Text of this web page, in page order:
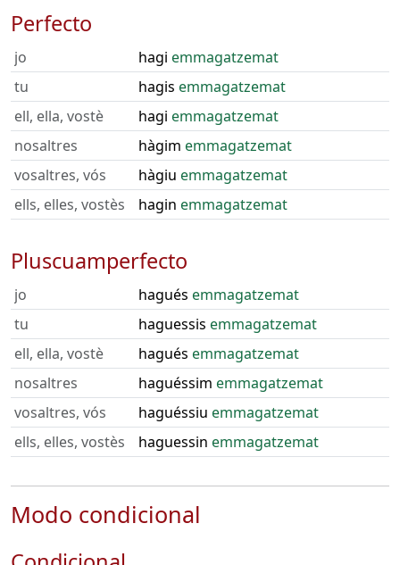
Perfecto
jo hagi emmagatzemat
tu
hagis emmagatzemat
ell, ella, vostè
hagi emmagatzemat
nosaltres
hàgim emmagatzemat
vosaltres, vós
hàgiu emmagatzemat
ells, elles, vostès
hagin emmagatzemat
Pluscuamperfecto
jo hagués emmagatzemat
tu
haguessis emmagatzemat
ell, ella, vostè
hagués emmagatzemat
nosaltres
haguéssim emmagatzemat
vosaltres, vós
haguéssiu emmagatzemat
ells, elles, vostès
haguessin emmagatzemat
Modo condicional